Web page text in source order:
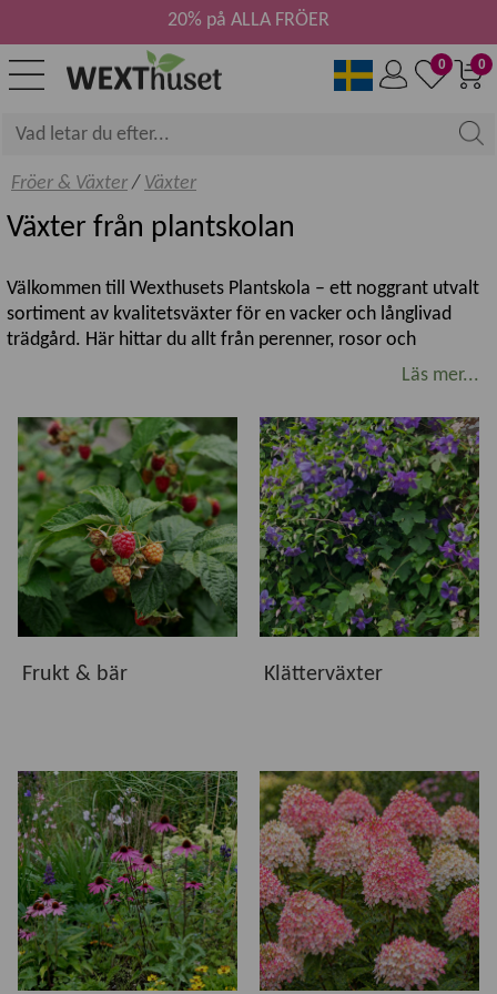
0
0
20% på ALLA FRÖER
Fröer & Växter/ Växter
Växter från plantskolan
Välkommen till Wexthusets Plantskola – ett noggrant utvalt
sortiment av kvalitetsväxter för en vacker och långlivad
trädgård. Här hittar du allt från perenner, rosor och
klätterväxter till prydnadsbuskar, prydnadsträd samt frukt-
kompletteras löpande med nya sorter och aktuella favoriter.
Kvalitetsväxter för svenska trädgårdar
Vi erbjuder växter som är utvalda för att trivas i svenska
odlingsförhållanden. Oavsett om du vill skapa en
blommande rabatt, plantera ett vackert träd, odla egna bär
eller låta klätterväxter rama in uteplatsen finns växter för
både små och stora trädgårdar. Hos oss hittar du växter
ledande växtleverantörer. Gemensamt är att de håller hög
kvalitet och är noggrant utvalda för att etablera sig väl och
utvecklas i svenska trädgårdar. I produktinformationen
hittar du råd om växtplats, härdighet, plantering och skötsel
för respektive växt.
Hitta rätt växter för din trädgård
Utforska våra underkategorier och upptäck växter som
Läs mer...
Frukt & bär Klätterväxter